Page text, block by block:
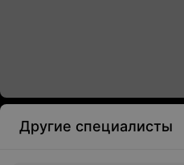
Другие специалисты